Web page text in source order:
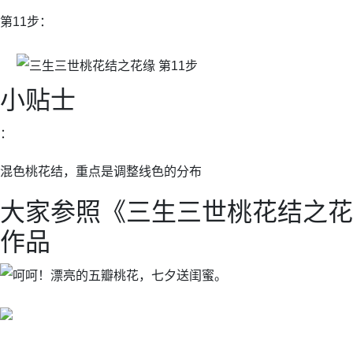
第11步：
小贴士
：
混色桃花结，重点是调整线色的分布
大家参照《三生三世桃花结之
作品